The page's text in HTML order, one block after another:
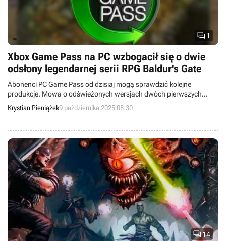
1
Xbox Game Pass na PC wzbogacił się o dwie
odsłony legendarnej serii RPG Baldur's Gate
Abonenci PC Game Pass od dzisiaj mogą sprawdzić kolejne
produkcje. Mowa o odświeżonych wersjach dwóch pierwszych
odsłon kultowego cyklu gier RPG pod tytułem Baldur's Gate.
Krystian Pieniążek9 października 2025 08:30
14